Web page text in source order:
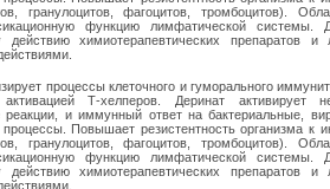
гранулоцитов, фагоцитов, тромбоцитов).
функцию лимфатической системы.
действию химиотерапевтических препаратов
процессы клеточного и гуморального
Т-хелперов. Деринат активирует
реакции, и иммунный ответ на бактериальные,
процессы. Повышает резистентность организма к
гранулоцитов, фагоцитов, тромбоцитов).
функцию лимфатической системы.
действию химиотерапевтических препаратов